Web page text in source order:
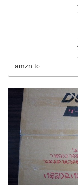
amzn.to